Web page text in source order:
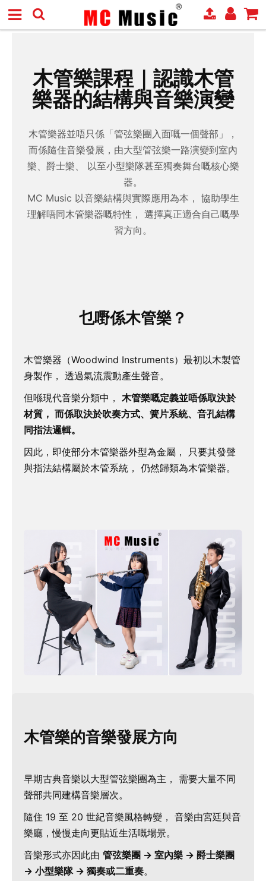
木管樂課程｜認識木管
樂器的結構與音樂演變
木管樂器並唔只係「管弦樂團入面嘅一個聲部」，
而係隨住音樂發展，由大型管弦樂一路演變到室內
樂、爵士樂、 以至小型樂隊甚至獨奏舞台嘅核心樂
器。
MC Music 以音樂結構與實際應用為本， 協助學生
理解唔同木管樂器嘅特性， 選擇真正適合自己嘅學
習方向。
乜嘢係木管樂？
木管樂器（Woodwind Instruments）最初以木製管
身製作， 透過氣流震動產生聲音。
但喺現代音樂分類中， 木管樂嘅定義並唔係取決於
材質， 而係取決於吹奏方式、簧片系統、音孔結構
同指法邏輯。
因此，即使部分木管樂器外型為金屬， 只要其發聲
與指法結構屬於木管系統， 仍然歸類為木管樂器。
木管樂的音樂發展方向
早期古典音樂以大型管弦樂團為主， 需要大量不同
聲部共同建構音樂層次。
隨住 19 至 20 世紀音樂風格轉變， 音樂由宮廷與音
樂廳，慢慢走向更貼近生活嘅場景。
音樂形式亦因此由 管弦樂團 → 室內樂 → 爵士樂團
→ 小型樂隊 → 獨奏或二重奏。